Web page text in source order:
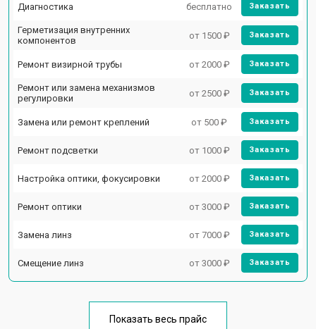
Диагностика бесплатно Заказать
Герметизация внутренних
компонентов
от 1500 ₽ Заказать
Ремонт визирной трубы от 2000 ₽ Заказать
Ремонт или замена механизмов
регулировки
от 2500 ₽ Заказать
Замена или ремонт креплений от 500 ₽ Заказать
Ремонт подсветки от 1000 ₽ Заказать
Настройка оптики, фокусировки от 2000 ₽ Заказать
Ремонт оптики от 3000 ₽ Заказать
Замена линз от 7000 ₽ Заказать
Смещение линз от 3000 ₽ Заказать
Показать весь прайс